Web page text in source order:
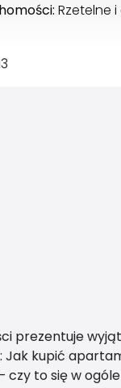
Rzetelne
prezentuje
Jak kupić
czy to się w